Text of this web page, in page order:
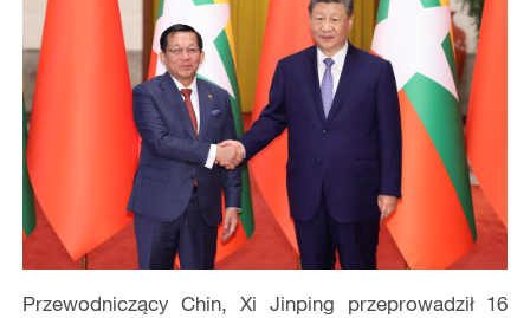
Przewodniczący Chin, Xi Jinping przeprowadził 16